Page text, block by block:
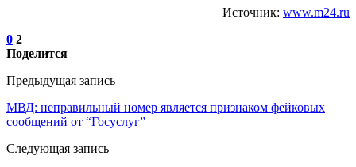
Источник: www.m24.ru
0 2
Поделится
Предыдущая запись
МВД: неправильный номер является признаком фейковых
сообщений от “Госуслуг”
Следующая запись